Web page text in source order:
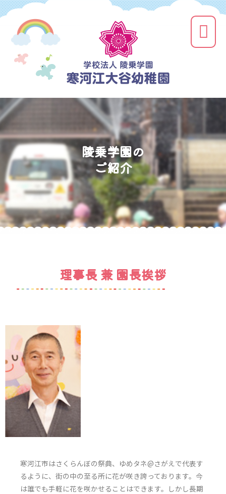
陵乗学園の
ご紹介
理事長 兼 園長挨拶
寒河江市はさくらんぼの祭典、ゆめタネ@さがえで代表す
るように、街の中の至る所に花が咲き誇っております。今
は誰でも手軽に花を咲かせることはできます。しかし長期